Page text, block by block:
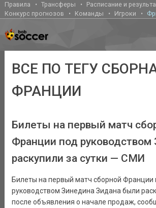
Правила Трансферы
Расписание и
Конкурс прогнозов
Команды Игроки
ВСЕ ПО ТЕГУ
ФРАНЦИИ
Билеты на первый матч
Франции под руководством
раскупили за сутки — СМИ
Билеты на первый матч сборной Франции
руководством Зинедина Зидана были
после объявления о начале продаж,